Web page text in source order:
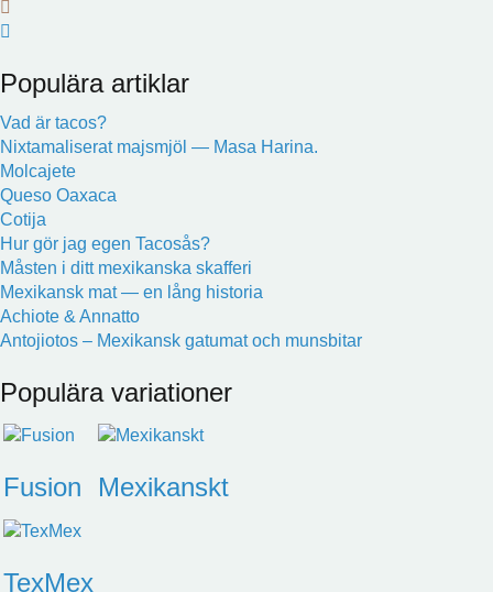
Populära artiklar
Vad är tacos?
Nixtamaliserat majsmjöl — Masa Harina.
Molcajete
Queso Oaxaca
Cotija
Hur gör jag egen Tacosås?
Måsten i ditt mexikanska skafferi
Mexikansk mat — en lång historia
Achiote & Annatto
Antojiotos – Mexikansk gatumat och munsbitar
Populära variationer
Fusion Mexikanskt
TexMex